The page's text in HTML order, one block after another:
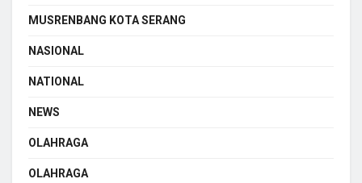
MUSRENBANG KOTA SERANG
NASIONAL
NATIONAL
NEWS
OLAHRAGA
OLAHRAGA